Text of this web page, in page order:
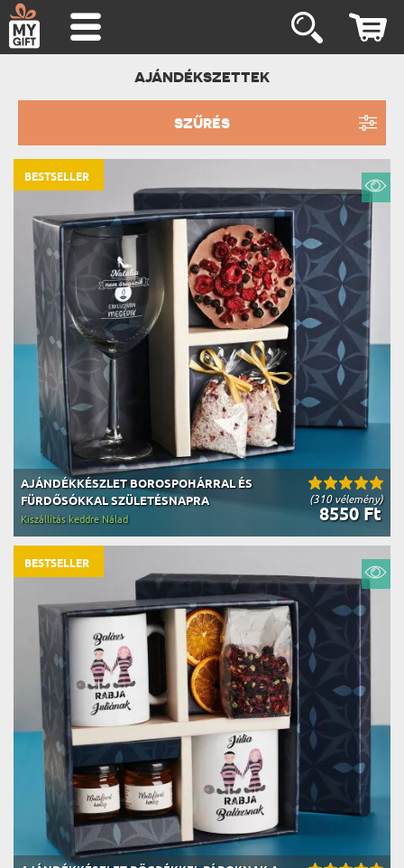
AJÁNDÉKSZETTEK
SZŰRÉS
(310 vélemény)
AJÁNDÉKKÉSZLET BOROSPOHÁRRAL ÉS
FÜRDŐSÓKKAL SZÜLETÉSNAPRA
8550 Ft
Kiszállítás keddre Nálad
BESTSELLER
BESTSELLER